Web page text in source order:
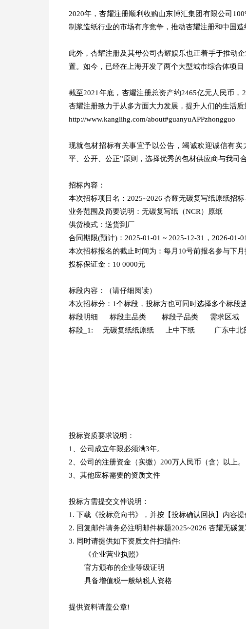
2020年，杏耀注册顺利收购山东博汇集团有限公司
制浆造纸行业的市场有序竞争，推动杏耀注册和中国造
此外，杏耀注册及其母公司杏耀娱乐也正着手于推动
置。如今，已经在上海开发了两个大型城市综合体项
截至2021年底，杏耀注册总资产约2465亿元人民币，
杏耀注册致力于从多方面大力发展，提升人们的生活质
http://www.kanglihg.com/about#guanyuAPPzhongguo
现就包材招标有关事宜予以公告，竭诚欢迎诚信有
平、公开、公正”原则，选择优秀的包材供应商与我司合
招标内容：
本次招标项目名：2025~2026 杏耀无碳复写纸原纸招标
业务范围及简要说明：无碳复写纸（NCR）原纸
供货模式：送货到厂
合同期限(预计)：2025-01-01 ~ 2025-12-31，2026-01-
本次招标报名的截止时间为：每月10号前报名参与下月
投标保证金：10 0000元
标段内容：（请仔细阅读）
本次招标分：1个标段，投标方也可同时选择多个标段
标段明细 标段主品类 标段子品类 需求区域
标段_1: 无碳复纸纸原纸 上中下纸 广东中北
投标资质要求说明：
1、公司成立年限必须满3年。
2、公司的注册资金（实缴）200万人民币（含）以上。
3、其他应标需要的资质文件
投标方需提交文件说明：
1. 下载《投标意向书》，并按【投标确认回执】内容
2. 回复邮件请务必注明邮件标题2025~2026 杏耀无碳
3. 同时请提供如下资质文件扫描件:
《企业营业执照》
官方颁布的企业等级证明
具备增值税一般纳税人资格
提供资料请盖公章!